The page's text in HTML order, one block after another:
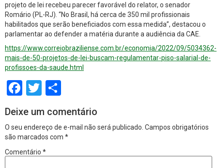
projeto de lei recebeu parecer favorável do relator, o senador
Romário (PL-RJ). “No Brasil, há cerca de 350 mil profissionais
habilitados que serão beneficiados com essa medida”, destacou o
parlamentar ao defender a matéria durante a audiência da CAE.
https://www.correiobraziliense.com.br/economia/2022/09/5034362-
mais-de-50-projetos-de-lei-buscam-regulamentar-piso-salarial-de-
profissoes-da-saude.html
Facebook
Twitter
Deixe um comentário
O seu endereço de e-mail não será publicado. Campos obrigatórios
são marcados com *
Comentário *